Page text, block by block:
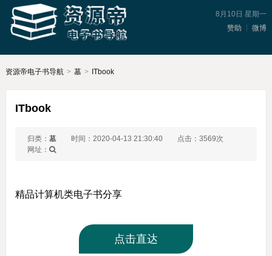
8月10日 星期一
赞助
微博
资源帝电子书导航 > 墓 > ITbook
ITbook
归类： 墓 时间：2020-04-13 21:30:40
点击：3569次
网址：
精品计算机类电子书分享
点击直达